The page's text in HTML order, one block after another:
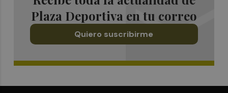
Plaza Deportiva en tu correo
Quiero suscribirme